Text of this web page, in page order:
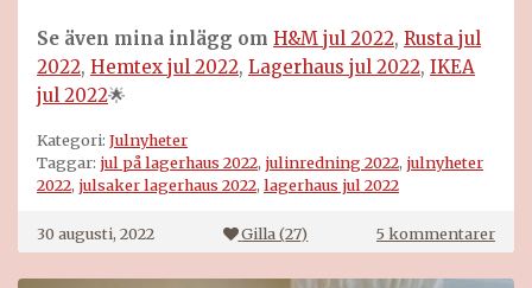
Se även mina inlägg om H&M jul 2022, Rusta jul
2022, Hemtex jul 2022, Lagerhaus jul 2022, IKEA
jul 2022🌟
Kategori: Julnyheter
Taggar: jul på lagerhaus 2022, julinredning 2022, julnyheter
2022, julsaker lagerhaus 2022, lagerhaus jul 2022
30 augusti, 2022 Gilla (27) 5 kommentarertill
Jul
på